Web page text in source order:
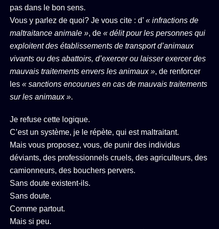
pas dans le bon sens.
Vous y parlez de quoi? Je vous cite : d’ « infractions de
maltraitance animale », de « délit pour les personnes qui
exploitent des établissements de transport d’animaux
vivants ou des abattoirs, d’exercer ou laisser exercer des
mauvais traitements envers les animaux », de renforcer
les « sanctions encourues en cas de mauvais traitements
sur les animaux ».
Je refuse cette logique.
C’est un système, je le répète, qui est maltraitant.
Mais vous proposez, vous, de punir des individus
déviants, des professionnels cruels, des agriculteurs, des
camionneurs, des bouchers pervers.
Sans doute existent-ils.
Sans doute.
Comme partout.
Mais si peu.